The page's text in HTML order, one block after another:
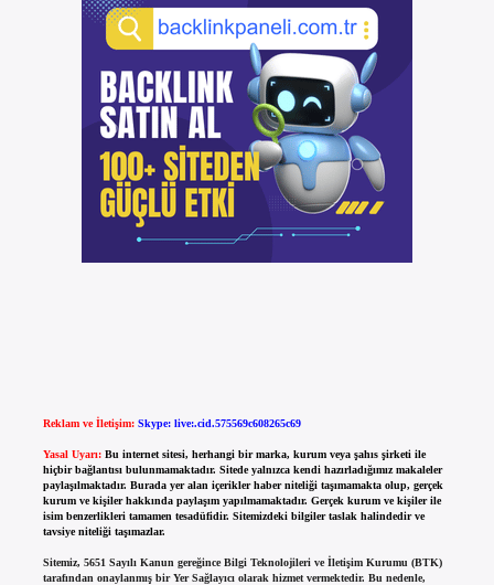
Reklam ve İletişim: Skype: live:.cid.575569c608265c69
Yasal Uyarı: Bu internet sitesi, herhangi bir marka, kurum veya şahıs şirketi ile
hiçbir bağlantısı bulunmamaktadır. Sitede yalnızca kendi hazırladığımız makaleler
paylaşılmaktadır. Burada yer alan içerikler haber niteliği taşımamakta olup, gerçek
kurum ve kişiler hakkında paylaşım yapılmamaktadır. Gerçek kurum ve kişiler ile
isim benzerlikleri tamamen tesadüfidir. Sitemizdeki bilgiler taslak halindedir ve
tavsiye niteliği taşımazlar.
Sitemiz, 5651 Sayılı Kanun gereğince Bilgi Teknolojileri ve İletişim Kurumu (BTK)
tarafından onaylanmış bir Yer Sağlayıcı olarak hizmet vermektedir. Bu nedenle,